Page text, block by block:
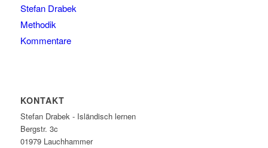
Stefan Drabek
Methodik
Kommentare
KONTAKT
Stefan Drabek - Isländisch lernen
Bergstr. 3c
01979 Lauchhammer